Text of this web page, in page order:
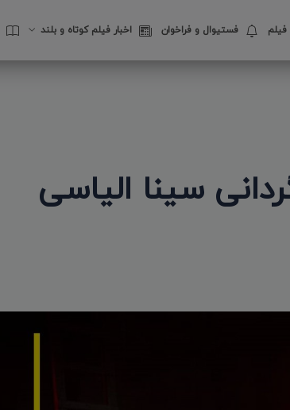
فستیوال‌ و فراخوان اخبار فیلم کوتاه و بلند
سینا الیاسی